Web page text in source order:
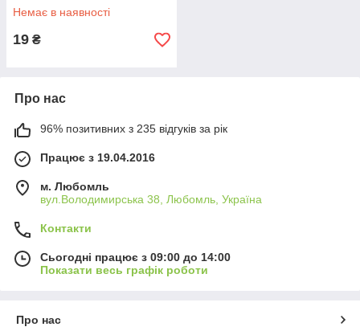
Немає в наявності
19 ₴
Про нас
96% позитивних з 235 відгуків за рік
Працює з 19.04.2016
м. Любомль
вул.Володимирська 38, Любомль, Україна
Контакти
Сьогодні працює з 09:00 до 14:00
Показати весь графік роботи
Про нас